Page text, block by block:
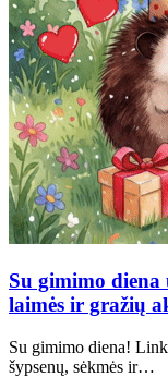
Su gimimo
laimės ir gražių
Su gimimo diena!
šypsenų, sėkmės ir…